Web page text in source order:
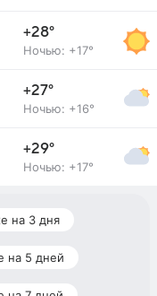
+28°
Ночью: +17°
+27°
Ночью: +16°
+29°
Ночью: +17°
на 3 дня
на 5 дней